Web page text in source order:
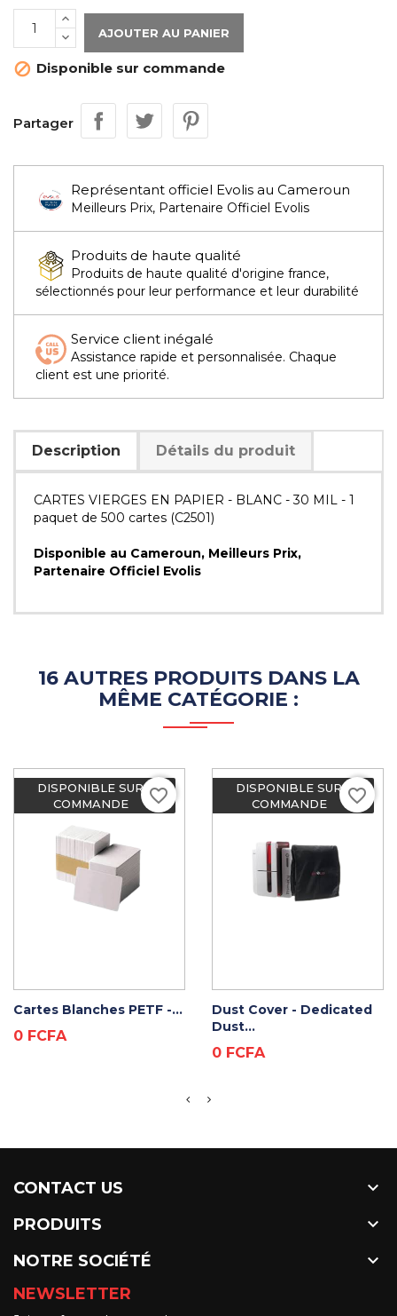
AJOUTER AU PANIER
 Disponible sur commande
Partager
Représentant officiel Evolis au Cameroun
Meilleurs Prix, Partenaire Officiel Evolis
Produits de haute qualité
Produits de haute qualité d'origine france,
sélectionnés pour leur performance et leur durabilité
Service client inégalé
Assistance rapide et personnalisée. Chaque
client est une priorité.
Description Détails du produit
CARTES VIERGES EN PAPIER - BLANC - 30 MIL - 1
paquet de 500 cartes (C2501)
Disponible au Cameroun, Meilleurs Prix,
Partenaire Officiel Evolis
16 AUTRES PRODUITS DANS LA
MÊME CATÉGORIE :
DISPONIBLE SUR
COMMANDE
ADD TO CART
Cartes Blanches PETF -...
Prix
0 FCFA
favorite_border
DISPONIBLE SUR
COMMANDE
ADD TO CART
Dust Cover - Dedicated
Dust...
Prix
0 FCFA
favorite_border
CONTACT US 
PRODUITS 
NOTRE SOCIÉTÉ 
NEWSLETTER